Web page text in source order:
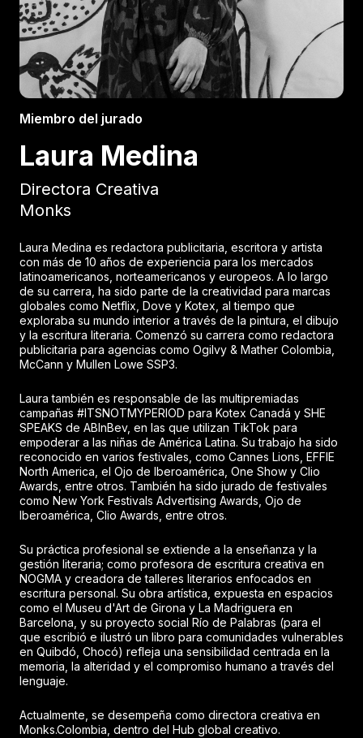
Miembro del jurado
Laura Medina
Directora Creativa
Monks
Laura Medina es redactora publicitaria, escritora y artista
con más de 10 años de experiencia para los mercados
latinoamericanos, norteamericanos y europeos. A lo largo
de su carrera, ha sido parte de la creatividad para marcas
globales como Netflix, Dove y Kotex, al tiempo que
exploraba su mundo interior a través de la pintura, el dibujo
y la escritura literaria. Comenzó su carrera como redactora
publicitaria para agencias como Ogilvy & Mather Colombia,
McCann y Mullen Lowe SSP3.
Laura también es responsable de las multipremiadas
campañas #ITSNOTMYPERIOD para Kotex Canadá y SHE
SPEAKS de ABInBev, en las que utilizan TikTok para
empoderar a las niñas de América Latina. Su trabajo ha sido
reconocido en varios festivales, como Cannes Lions, EFFIE
North America, el Ojo de Iberoamérica, One Show y Clio
Awards, entre otros. También ha sido jurado de festivales
como New York Festivals Advertising Awards, Ojo de
Iberoamérica, Clio Awards, entre otros.
Su práctica profesional se extiende a la enseñanza y la
gestión literaria; como profesora de escritura creativa en
NOGMA y creadora de talleres literarios enfocados en
escritura personal. Su obra artística, expuesta en espacios
como el Museu d'Art de Girona y La Madriguera en
Barcelona, y su proyecto social Río de Palabras (para el
que escribió e ilustró un libro para comunidades vulnerables
en Quibdó, Chocó) refleja una sensibilidad centrada en la
memoria, la alteridad y el compromiso humano a través del
lenguaje.
Actualmente, se desempeña como directora creativa en
Monks.Colombia, dentro del Hub global creativo.